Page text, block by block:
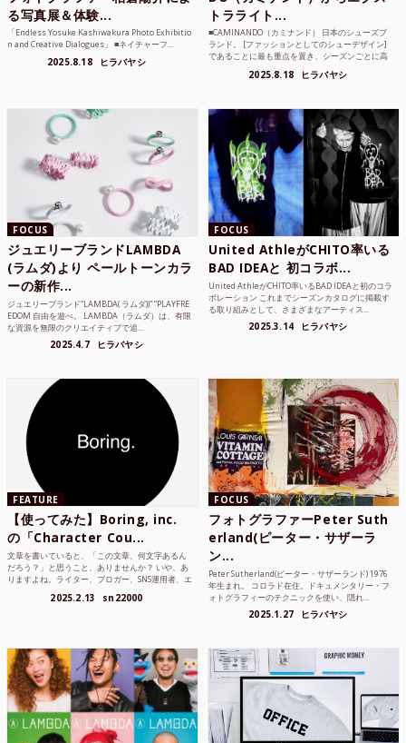
る写真展＆体験...
「Endless Yosuke Kashiwakura Photo Exhibitio
n and Creative Dialogues」 ■ネイチャーフ...
2025.8.18 ヒラバヤシ
トラライト...
■CAMINANDO（カミナンド） 日本のシューズブ
ランド。 [ファッションとしてのシューデザイン]
であることに最も重点を置き、シーズンごとに高
2025.8.18 ヒラバヤシ
FOCUS
ジュエリーブランドLAMBDA
(ラムダ)より ペールトーンカラ
ーの新作...
ジュエリーブランド“LAMBDA( ラムダ))” “PLAYFRE
EDOM 自由を遊べ。 LAMBDA（ラムダ）は、有限
な資源を無限のクリエイティブで追...
2025.4.7 ヒラバヤシ
FOCUS
United AthleがCHITO率いる
BAD IDEAと 初コラボ...
United AthleがCHITO率いるBAD IDEAと初のコラ
ボレーション これまでシーズンカタログに掲載す
る取り組みとして、さまざまなアーティス...
2025.3.14 ヒラバヤシ
FEATURE
【使ってみた】Boring, inc.
の「Character Cou...
文章を書いていると、「この文章、何文字あるん
だろう？」と思うこと、ありませんか？ いや、あ
りますよね。ライター、ブロガー、SNS運用者、エ
2025.2.13 sn22000
FOCUS
フォトグラファーPeter Suth
erland(ピーター・サザーラ
ン...
Peter Sutherland(ピーター・サザーランド) 1976
年生まれ。 コロラド在住。ドキュメンタリー・フ
ォトグラフィーのテクニックを使い、隠れ...
2025.1.27 ヒラバヤシ